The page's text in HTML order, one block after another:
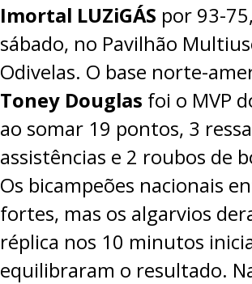
CLUBES
AGENTES
AGENDA
SELEÇÕES
MINIBASQUETE
ÁREA TÉCNICA
PROJETOS
LIGA BETCLIC MASCULINA
LIGA BETCLIC FEMININA
Imortal LUZiGÁS por 93-
sábado, no Pavilhão
Odivelas. O base norte-
Toney Douglas foi o MVP
ao somar 19 pontos, 3
assistências e 2 roubos de
Os bicampeões nacionais
fortes, mas os algarvios
réplica nos 10 minutos
equilibraram o resultado.